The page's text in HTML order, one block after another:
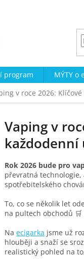
program MÝTY o
v roce 2026:
Vaping v
každodenní
Rok 2026 bude pro
převratná
spotřebitelského
To, co se několik let
na pultech obchodů
Na ecigarka jsme už
hlouběji a snaží se
realistický pohled na